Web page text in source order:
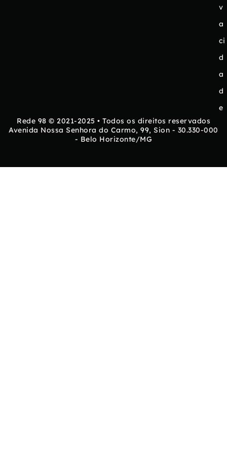
v
a
ci
d
a
d
e
Rede 98 © 2021-2025 • Todos os direitos reservados
Avenida Nossa Senhora do Carmo, 99, Sion - 30.330-000
- Belo Horizonte/MG